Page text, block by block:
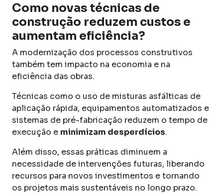
Como novas técnicas de
construção reduzem custos e
aumentam eficiência?
A modernização dos processos construtivos
também tem impacto na economia e na
eficiência das obras.
Técnicas como o uso de misturas asfálticas de
aplicação rápida, equipamentos automatizados e
sistemas de pré-fabricação reduzem o tempo de
execução e minimizam desperdícios.
Além disso, essas práticas diminuem a
necessidade de intervenções futuras, liberando
recursos para novos investimentos e tornando
os projetos mais sustentáveis no longo prazo.